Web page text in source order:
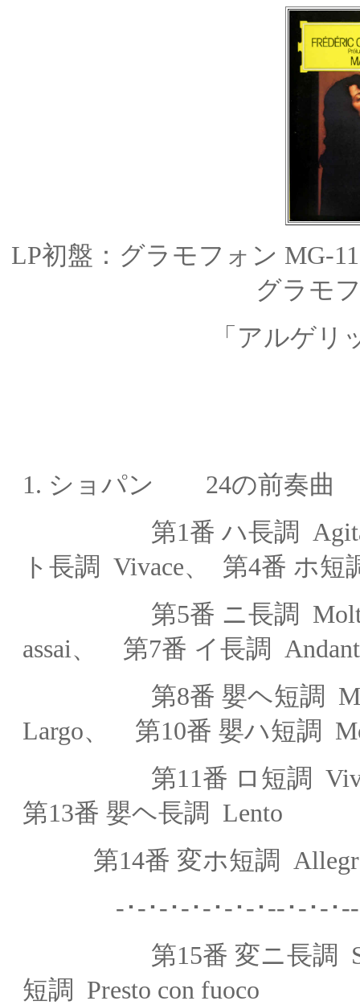
LP初盤：グラモフォン MG-
グラモ
「アルゲ
1. ショパン 24の前奏曲
第1番 ハ長調
ト長調 Vivace、 第4番 ホ短
第5番 ニ長調
assai、 第7番 イ長調
第8番 嬰ヘ短調
Largo、 第10番 嬰ハ短調
第11番 ロ短調
第13番 嬰ヘ長調
Lento
第14番 変ホ短調
-･-･-･-･-･-･-･--･-･-
第15番 変ニ長調
短調
Presto con fuoco